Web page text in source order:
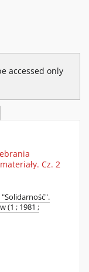
accessed only
Cz. 2
(1 ; 1981 ;